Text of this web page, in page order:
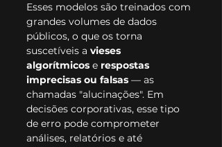
Esses modelos são treinados com
grandes volumes de dados
públicos, o que os torna
suscetíveis a vieses
algorítmicos e respostas
imprecisas ou falsas — as
chamadas "alucinações". Em
decisões corporativas, esse tipo
de erro pode comprometer
análises, relatórios e até